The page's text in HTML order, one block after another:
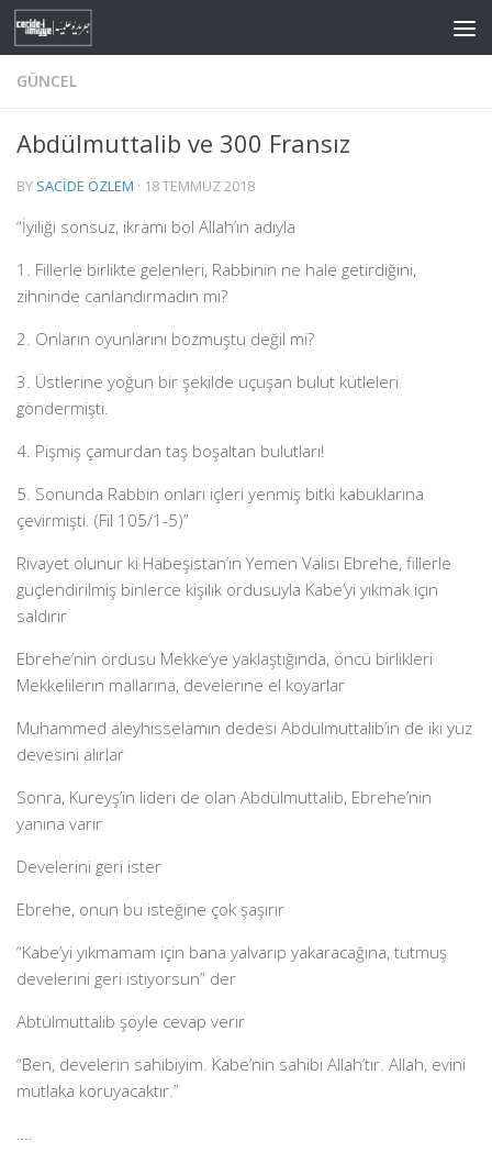
Skip to content
GÜNCEL
Abdülmuttalib ve 300 Fransız
BY SACIDE ÖZLEM · 18 TEMMUZ 2018
“İyiliği sonsuz, ikramı bol Allah’ın adıyla
1. Fillerle birlikte gelenleri, Rabbinin ne hale getirdiğini,
zihninde canlandırmadın mı?
2. Onların oyunlarını bozmuştu değil mi?
3. Üstlerine yoğun bir şekilde uçuşan bulut kütleleri
göndermişti.
4. Pişmiş çamurdan taş boşaltan bulutları!
5. Sonunda Rabbin onları içleri yenmiş bitki kabuklarına
çevirmişti. (Fil 105/1-5)”
Rivayet olunur ki Habeşistan’ın Yemen Valisi Ebrehe, fillerle
güçlendirilmiş binlerce kişilik ordusuyla Kabe’yi yıkmak için
saldırır
Ebrehe’nin ordusu Mekke’ye yaklaştığında, öncü birlikleri
Mekkelilerin mallarına, develerine el koyarlar
Muhammed aleyhisselamın dedesi Abdülmuttalib’in de iki yüz
devesini alırlar
Sonra, Kureyş’in lideri de olan Abdülmuttalib, Ebrehe’nin
yanına varır
Develerini geri ister
Ebrehe, onun bu isteğine çok şaşırır
“Kabe’yi yıkmamam için bana yalvarıp yakaracağına, tutmuş
develerini geri istiyorsun” der
Abtülmuttalib şöyle cevap verir
“Ben, develerin sahibiyim. Kabe’nin sahibi Allah’tır. Allah, evini
mutlaka koruyacaktır.”
….